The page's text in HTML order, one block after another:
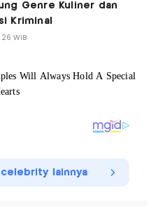
Genre Kuliner dan
Kriminal
WIB
lainnya